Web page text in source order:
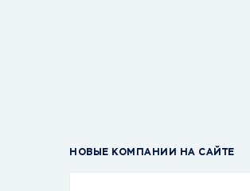
НОВЫЕ КОМПАНИИ НА САЙТЕ